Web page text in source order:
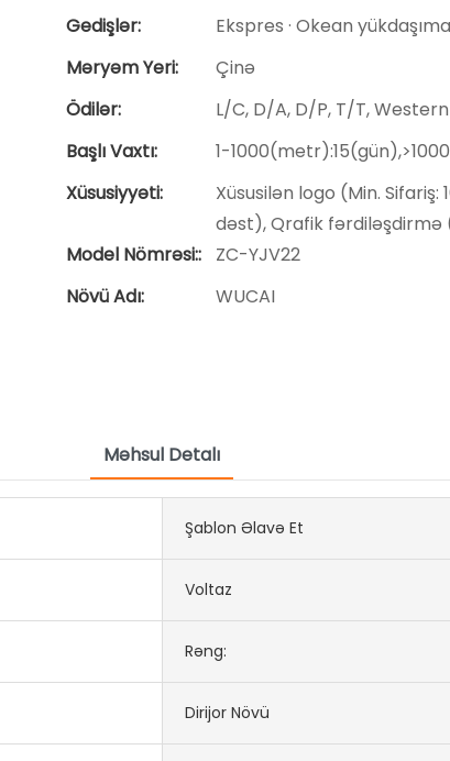
Gedişlər:
Ekspres · Okean
Məryəm Yeri:
Çinə
Ödilər:
L/C, D/A, D/P, T/T,
Başlı Vaxtı:
1-
Xüsusiyyəti:
Xüsusilən logo (Min.
dəst), Qrafik fərdiləşdirmə
Model Nömrəsi::
ZC-YJV22
Növü Adı:
WUCAI
Məhsul Detalı
Şablon Əlavə Et
Voltaz
Rəng:
Dirijor Növü